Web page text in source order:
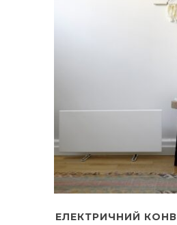
ЕЛЕКТРИЧНИЙ